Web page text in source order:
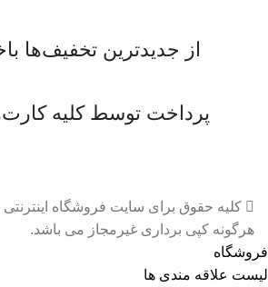
از جدیدترین تخفیف‌ها
پرداخت توسط کلیه
کلیه حقوق برای سایت فروشگاه
هرگونه کپی برداری غیرمجاز می باشد.
فروشگاه
لیست علاقه مندی ها